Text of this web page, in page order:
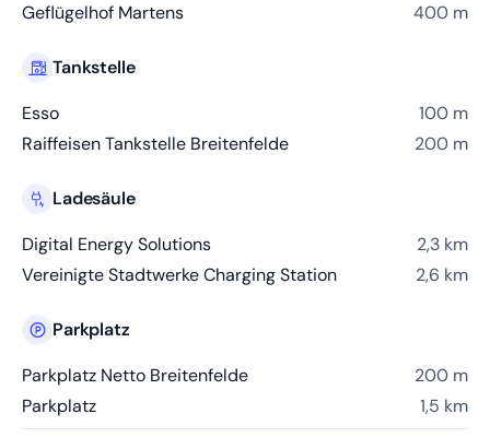
Geflügelhof Martens
400 m
Tankstelle
Esso
100 m
Raiffeisen Tankstelle Breitenfelde
200 m
Ladesäule
Digital Energy Solutions
2,3 km
Vereinigte Stadtwerke Charging Station
2,6 km
Parkplatz
Parkplatz Netto Breitenfelde
200 m
Parkplatz
1,5 km